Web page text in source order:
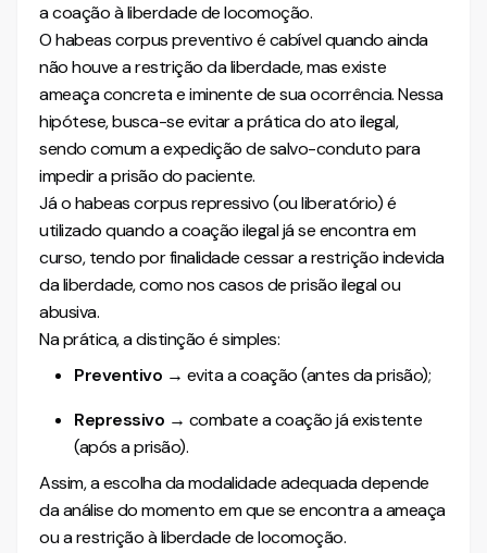
a coação à liberdade de locomoção.
O habeas corpus preventivo é cabível quando ainda
não houve a restrição da liberdade, mas existe
ameaça concreta e iminente de sua ocorrência. Nessa
hipótese, busca-se evitar a prática do ato ilegal,
sendo comum a expedição de salvo-conduto para
impedir a prisão do paciente.
Já o habeas corpus repressivo (ou liberatório) é
utilizado quando a coação ilegal já se encontra em
curso, tendo por finalidade cessar a restrição indevida
da liberdade, como nos casos de prisão ilegal ou
abusiva.
Na prática, a distinção é simples:
Preventivo → evita a coação (antes da prisão);
Repressivo → combate a coação já existente
(após a prisão).
Assim, a escolha da modalidade adequada depende
da análise do momento em que se encontra a ameaça
ou a restrição à liberdade de locomoção.